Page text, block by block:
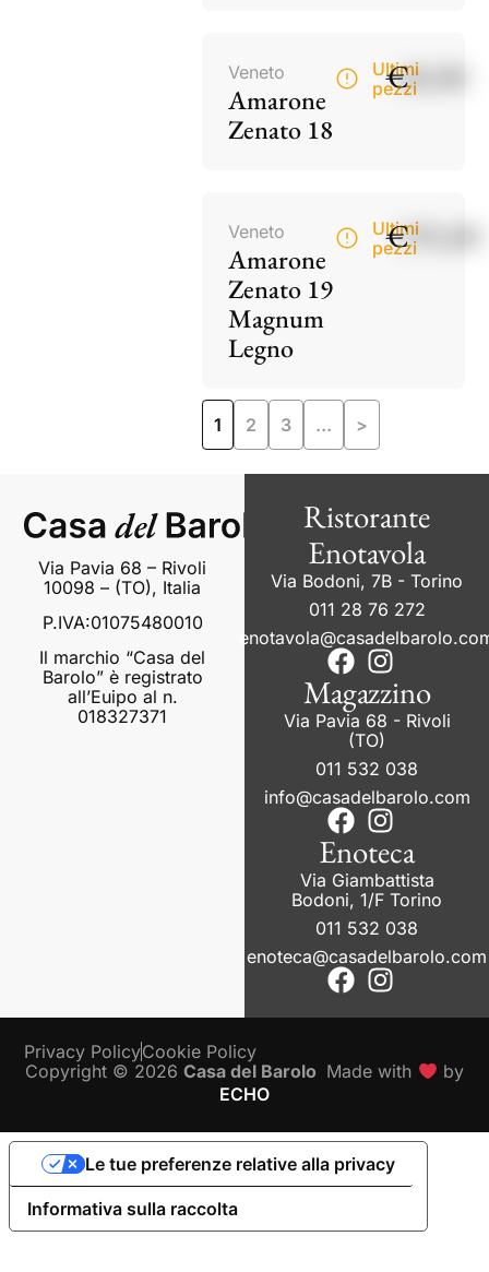
Veneto
Amarone
Zenato 18
Ultimi
pezzi
€60,00
Veneto
Amarone
Zenato 19
Magnum
Legno
Ultimi
pezzi
€195,00
1 2 3 … >
Via Pavia 68 – Rivoli
10098 – (TO), Italia
P.IVA:01075480010
Il marchio “Casa del
Barolo” è registrato
all’Euipo al n.
018327371
Ristorante
Enotavola
Via Bodoni, 7B - Torino
011 28 76 272
Magazzino
Via Pavia 68 - Rivoli
(TO)
011 532 038
info@casadelbarolo.com
Enoteca
Via Giambattista
Bodoni, 1/F Torino
011 532 038
enoteca@casadelbarolo.com
Copyright © 2026Casa del Barolo Made with
by
ECHO
Privacy PolicyCookie Policy
Informativa sulla raccolta
Le tue preferenze relative alla privacy